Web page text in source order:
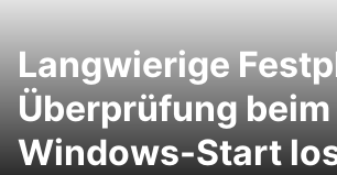
Langwierige
Überprüfung beim
Windows-Start